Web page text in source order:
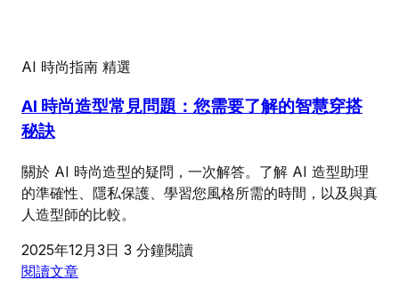
AI 時尚指南 精選
AI 時尚造型常見問題：您需要了解的智慧穿搭
秘訣
關於 AI 時尚造型的疑問，一次解答。了解 AI 造型助理
的準確性、隱私保護、學習您風格所需的時間，以及與真
人造型師的比較。
2025年12月3日 3 分鐘閱讀
閱讀文章